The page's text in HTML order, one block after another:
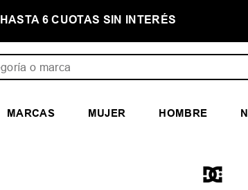
HASTA 6 CUOTAS SIN INTERÉS
MARCAS MUJER HOMBRE